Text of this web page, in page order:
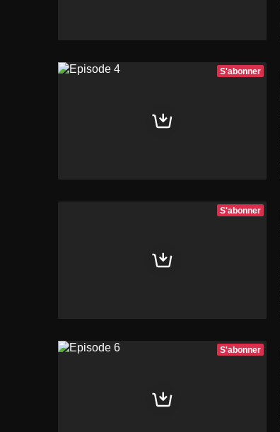
S'abonner
S'abonner
S'abonner